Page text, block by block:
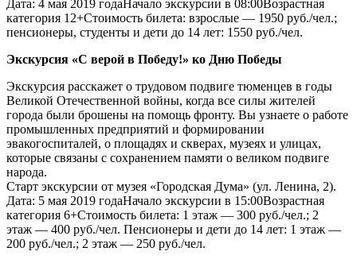
Дата: 4 мая 2019 годаНачало экскурсии в 08:00Возрастная
категория 12+Стоимость билета: взрослые — 1950 руб./чел.;
пенсионеры, студенты и дети до 14 лет: 1550 руб./чел.
Экскурсия «С верой в Победу!» ко Дню Победы
Экскурсия расскажет о трудовом подвиге тюменцев в годы
Великой Отечественной войны, когда все силы жителей
города были брошены на помощь фронту. Вы узнаете о работе
промышленных предприятий и формировании
эвакогоспиталей, о площадях и скверах, музеях и улицах,
которые связаны с сохранением памяти о великом подвиге
народа.
Старт экскурсии от музея «Городская Дума» (ул. Ленина, 2).
Дата: 5 мая 2019 годаНачало экскурсии в 15:00Возрастная
категория 6+Стоимость билета: 1 этаж — 300 руб./чел.; 2
этаж — 400 руб./чел. Пенсионеры и дети до 14 лет: 1 этаж —
200 руб./чел.; 2 этаж — 250 руб./чел.